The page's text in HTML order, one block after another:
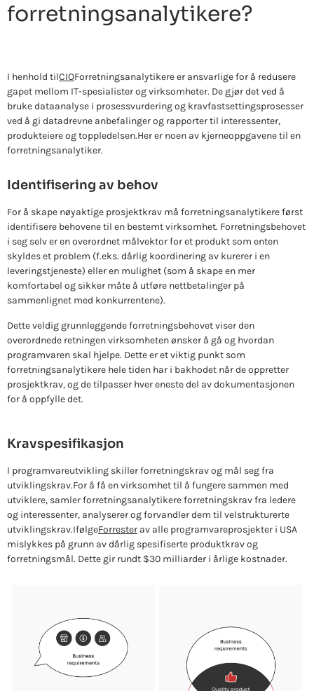
forretningsanalytikere?
I henhold tilCIOForretningsanalytikere er ansvarlige for å redusere
gapet mellom IT-spesialister og virksomheter. De gjør det ved å
bruke dataanalyse i prosessvurdering og kravfastsettingsprosesser
ved å gi datadrevne anbefalinger og rapporter til interessenter,
produkteiere og toppledelsen.Her er noen av kjerneoppgavene til en
forretningsanalytiker.
Identifisering av behov
For å skape nøyaktige prosjektkrav må forretningsanalytikere først
identifisere behovene til en bestemt virksomhet. Forretningsbehovet
i seg selv er en overordnet målvektor for et produkt som enten
skyldes et problem (f.eks. dårlig koordinering av kurerer i en
leveringstjeneste) eller en mulighet (som å skape en mer
komfortabel og sikker måte å utføre nettbetalinger på
sammenlignet med konkurrentene).
Dette veldig grunnleggende forretningsbehovet viser den
overordnede retningen virksomheten ønsker å gå og hvordan
programvaren skal hjelpe. Dette er et viktig punkt som
forretningsanalytikere hele tiden har i bakhodet når de oppretter
prosjektkrav, og de tilpasser hver eneste del av dokumentasjonen
for å oppfylle det.
Kravspesifikasjon
I programvareutvikling skiller forretningskrav og mål seg fra
utviklingskrav.For å få en virksomhet til å fungere sammen med
utviklere, samler forretningsanalytikere forretningskrav fra ledere
og interessenter, analyserer og forvandler dem til velstrukturerte
utviklingskrav.IfølgeForrester av alle programvareprosjekter i USA
mislykkes på grunn av dårlig spesifiserte produktkrav og
forretningsmål. Dette gir rundt $30 milliarder i årlige kostnader.